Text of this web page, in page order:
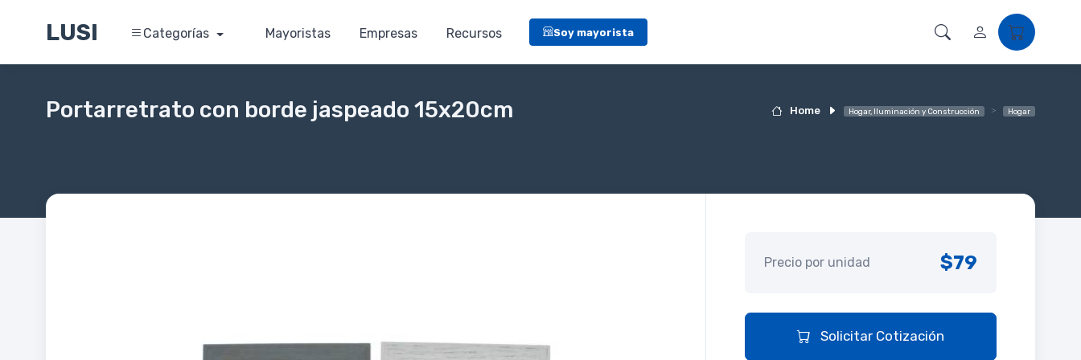
LUSI Categorías Mayoristas Empresas Recursos Soy mayorista
Home Hogar, Iluminación y Construcción Hogar
Portarretrato con borde jaspeado 15x20cm
Precio por unidad $79
Solicitar Cotización